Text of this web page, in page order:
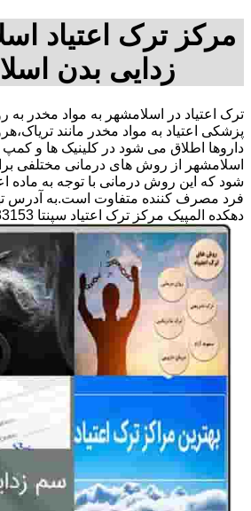
مرکز ترک اعتیاد
زدایی بدن
ترک اعتیاد در اسلامشهر به مواد مخدر به
پزشکی اعتیاد به مواد مخدر مانند
داروها اطلاق می شود در کلینیک ها و کمپ
اسلامشهر از روش های درمانی مختلفی
شود که این روش درمانی با توجه به ماده
فرد مصرف کننده متفاوت است.به آدرس
دهکده المپیک مرکز ترک اعتیاد سپنتا 09128033153 خانم دمیرچی